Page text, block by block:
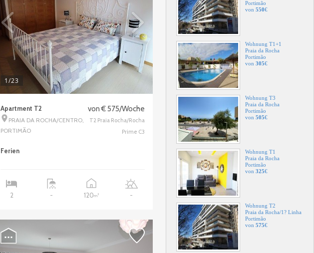
Portimão
von 305€
Wohnung T3
Praia da Rocha
Portimão
von 505€
Wohnung T1
Praia da Rocha
Portimão
von 325€
Wohnung T2
Praia da Rocha/1? Linha
Portimão
von 575€
Wohnung T1
Alvor
Portimão
von 375€
1/23
Apartment T2
PRAIA DA ROCHA/CENTRO,
PORTIMÃO
von € 575/Woche
T2 Praia Rocha/Rocha
Prime C3
Ferien
2 - 120m2 -